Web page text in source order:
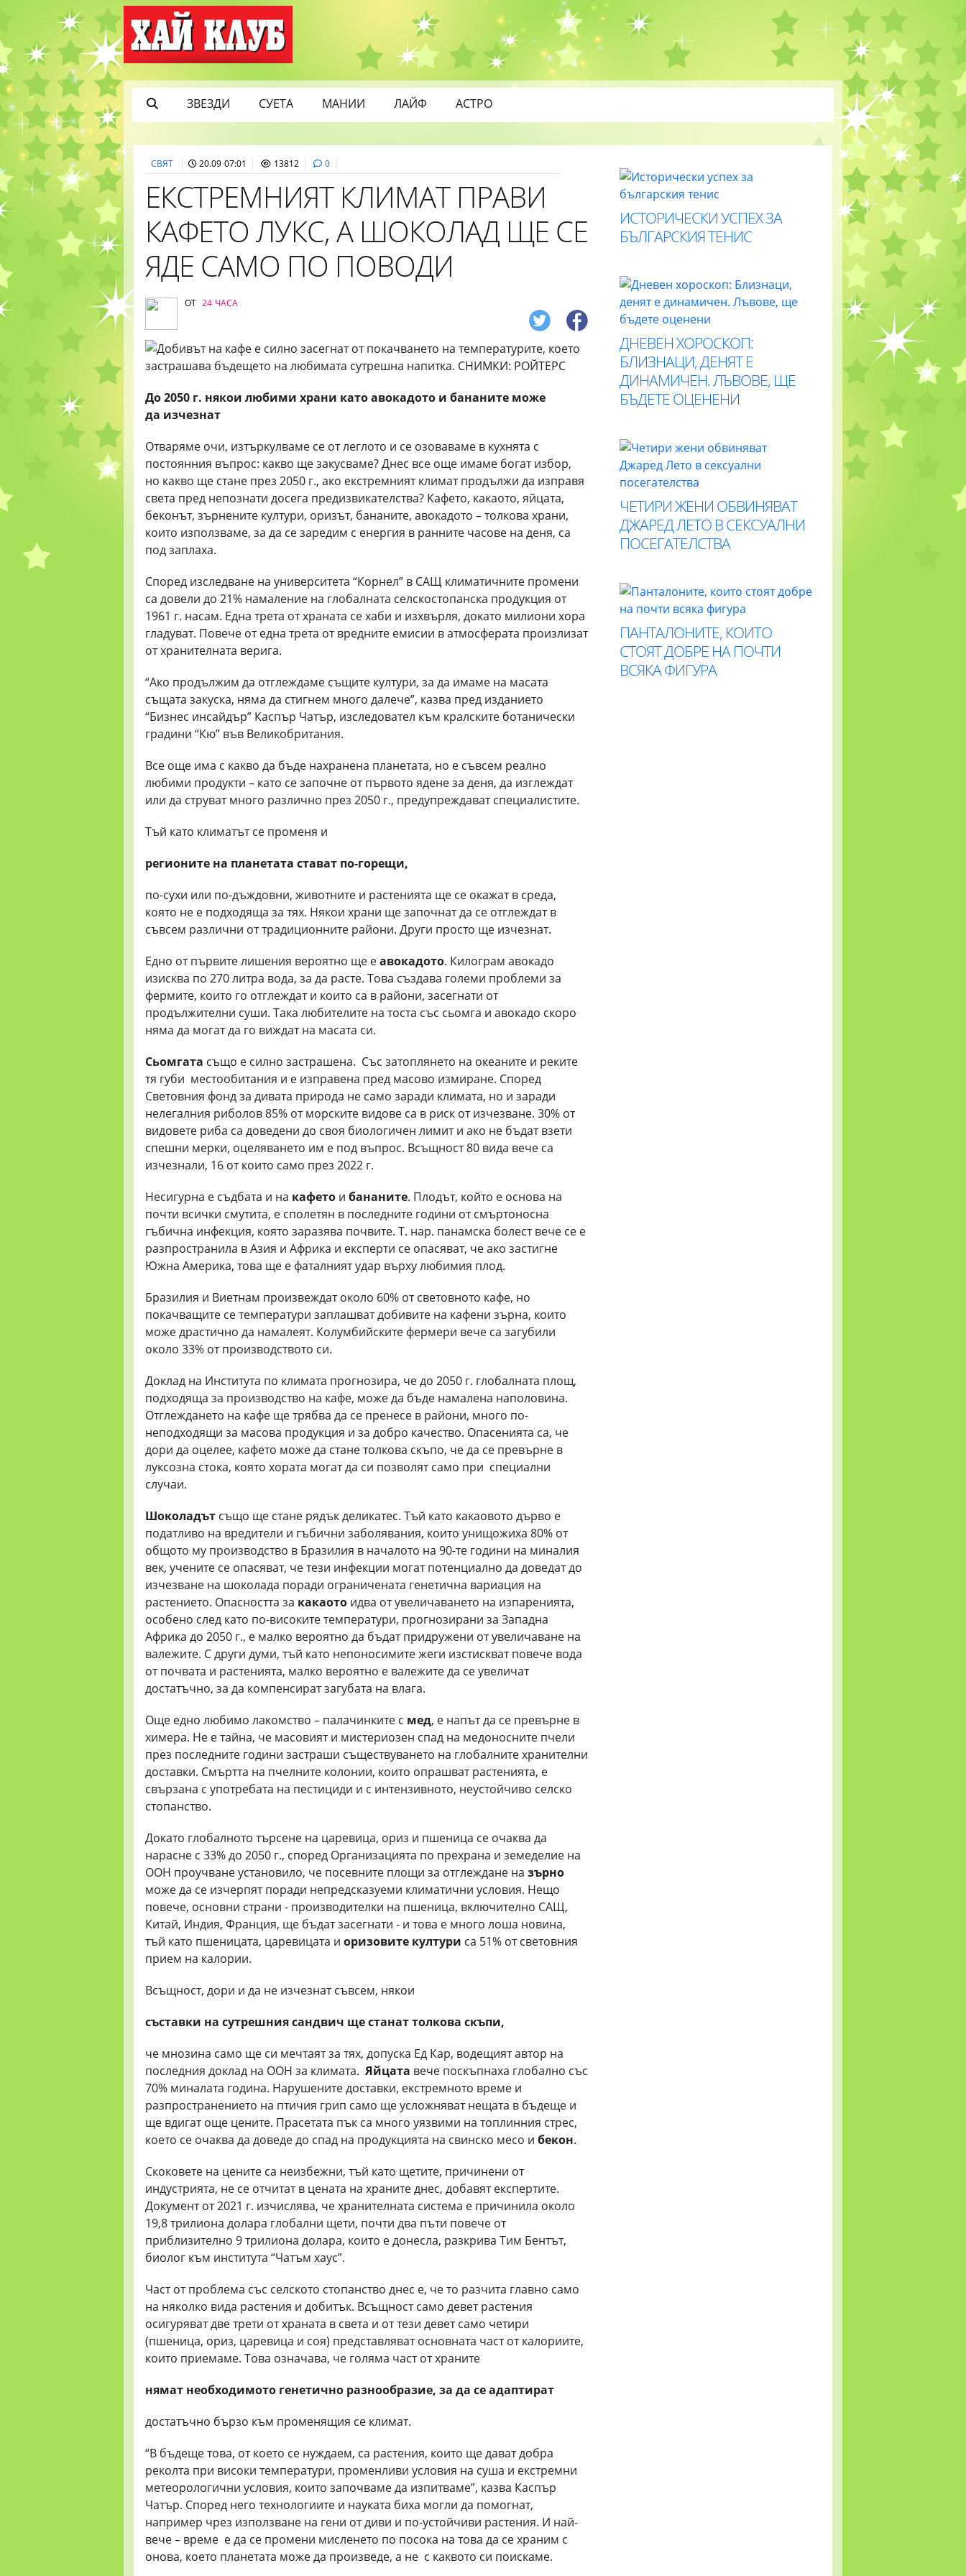
ЗВЕЗДИ СУЕТА МАНИИ ЛАЙФ АСТРО
СВЯТ 20.09 07:01 13812 0
ЕКСТРЕМНИЯТ КЛИМАТ ПРАВИ
КАФЕТО ЛУКС, А ШОКОЛАД ЩЕ СЕ
ЯДЕ САМО ПО ПОВОДИ
ОТ 24 ЧАСА
До2050 г. някои любими храни катоавокадото и бананите може
да изчезнат
Отваряме очи, изтъркулваме се от леглото и се озоваваме в кухнята с
постоянния въпрос: какво ще закусваме? Днес все още имаме богат избор,
но какво ще стане прeз 2050 г., ако екстремният климат продължи да изправя
света пред непознати досега предизвикателства? Кафето, какаото, яйцата,
беконът, зърнените култури, оризът, бананите, авокадото – толкова храни,
които използваме, за да се заредим с енергия в ранните часове на деня, са
под заплаха.
Според изследване на университета “Корнел” в САЩ климатичните промени
са довели до 21% намаление на глобалната селскостопанска продукция от
1961 г. насам. Една трета от храната се хаби и изхвърля, докато милиони хора
гладуват. Повече от една трета от вредните емисии в атмосферата произлизат
от хранителната верига.
“Ако продължим да отглеждаме същите култури, за да имаме на масата
същата закуска, няма да стигнем много далече”, казва пред изданието
“Бизнес инсайдър” Каспър Чатър, изследовател към кралските ботанически
градини “Кю” във Великобритания.
Все още има с какво да бъде нахранена планетата, но е съвсем реално
любими продукти – като се започне от първото ядене за деня, да изглеждат
или да струват много различно през 2050 г., предупреждават специалистите.
Тъй като климатът се променя и
регионите на планетата стават по-горещи,
по-сухи или по-дъждовни, животните и растенията ще се окажат в среда,
която не е подходяща за тях. Някои храни ще започнат да се отглеждат в
съвсем различни от традиционните райони. Други просто ще изчезнат.
Едно от първите лишения вероятно ще еавокадото. Килограм авокадо
изисква по 270 литра вода, за да расте. Това създава големи проблеми за
фермите, които го отглеждат и които са в райони, засегнати от
продължителни суши. Така любителите на тоста със сьомга и авокадо скоро
няма да могат да го виждат на масата си.
Сьомгата също е силно застрашена. Със затоплянето на океаните и реките
тя губи местообитания и е изправена пред масово измиране. Според
Световния фонд за дивата природа не само заради климата, но и заради
нелегалния риболов 85% от морските видове са в риск от изчезване. 30% от
видовете риба са доведени до своя биологичен лимит и ако не бъдат взети
спешни мерки, оцеляването им е под въпрос. Всъщност 80 вида вече са
изчезнали, 16 от които само през 2022 г.
Несигурна е съдбата и на кафето и бананите. Плодът, който е основа на
почти всички смутита, е сполетян в последните години от смъртоносна
гъбична инфекция, която заразява почвите. Т. нар. панамска болест вече се е
разпространила в Азия и Африка и експерти се опасяват, че ако застигне
Южна Америка, това ще е фаталният удар върху любимия плод.
Бразилия и Виетнам произвеждат около 60% от световното кафе, но
покачващите се температури заплашват добивите на кафени зърна, които
може драстично да намалеят. Колумбийските фермери вече са загубили
около 33% от производството си.
Доклад на Института по климата прогнозира, че до 2050 г. глобалната площ,
подходяща за производство на кафе, може да бъде намалена наполовина.
Отглеждането на кафе ще трябва да се пренесе в райони, много по-
неподходящи за масова продукция и за добро качество. Опасенията са, че
дори да оцелее, кафето може да стане толкова скъпо, че да се превърне в
луксозна стока, която хората могат да си позволят само при специални
случаи.
Шоколадът също ще стане рядък деликатес. Тъй като какаовото дърво е
податливо на вредители и гъбични заболявания, които унищожиха 80% от
общото му производство в Бразилия в началото на 90-те години на миналия
век, учените се опасяват, че тези инфекции могат потенциално да доведат до
изчезване на шоколада поради ограничената генетична вариация на
растението. Опасността за какаото идва от увеличаването на изпаренията,
особено след като по-високите температури, прогнозирани за Западна
Африка до 2050 г., е малко вероятно да бъдат придружени от увеличаване на
валежите. С други думи, тъй като непоносимите жеги изстискват повече вода
от почвата и растенията, малко вероятно е валежите да се увеличат
достатъчно, за да компенсират загубата на влага.
Още едно любимо лакомство – палачинките с мед, е напът да се превърне в
химера. Не е тайна, че масовият и мистериозен спад на медоносните пчели
през последните години застраши съществуването на глобалните хранителни
доставки. Смъртта на пчелните колонии, които опрашват растенията, е
свързана с употребата на пестициди и с интензивното, неустойчиво селско
стопанство.
Докато глобалното търсене на царевица, ориз и пшеница се очаква да
нарасне с 33% до 2050 г., според Организацията по прехрана и земеделие на
ООН проучване установило, че посевните площи за отглеждане на зърно
може да се изчерпят поради непредсказуеми климатични условия. Нещо
повече, основни страни - производителки на пшеница, включително САЩ,
Китай, Индия, Франция, ще бъдат засегнати - и това е много лоша новина,
тъй като пшеницата, царевицата и оризовите култури са 51% от световния
прием на калории.
Всъщност, дори и да не изчезнат съвсем, някои
съставки на сутрешниясандвич ще станаттолкова скъпи,
че мнозина само ще си мечтаят за тях, допуска Ед Кар, водещият автор на
последния доклад на ООН за климата. Яйцата вече поскъпнаха глобално със
70% миналата година. Нарушените доставки, екстремното време и
разпространението на птичия грип само ще усложняват нещата в бъдеще и
ще вдигат още цените. Прасетата пък са много уязвими на топлинния стрес,
което се очаква да доведе до спад на продукцията на свинско месо и бекон.
Скоковете на цените са неизбежни, тъй като щетите, причинени от
индустрията, не се отчитат в цената на храните днес, добавят експертите.
Документ от 2021 г. изчислява, че хранителната система е причинила около
19,8 трилиона долара глобални щети, почти два пъти повече от
приблизително 9 трилиона долара, които е донесла, разкрива Тим Бентът,
биолог към института “Чатъм хаус”.
Част от проблема със селското стопанство днес е, че то разчита главно само
на няколко вида растения и добитък. Всъщност само девет растения
осигуряват две трети от храната в света и от тези девет само четири
(пшеница, ориз, царевица и соя) представляват основната част от калориите,
които приемаме. Това означава, че голяма част от храните
нямат необходимото генетично разнообразие, за да се адаптират
достатъчно бързо към променящия се климат.
“В бъдеще това, от което се нуждаем, са растения, които ще дават добра
реколта при високи температури, променливи условия на суша и екстремни
метеорологични условия, които започваме да изпитваме”, казва Каспър
Чатър. Според него технологиите и науката биха могли да помогнат,
например чрез използване на гени от диви и по-устойчиви растения. И най-
вече – време е да се промени мисленето по посока на това да се храним с
онова, което планетата може да произведе, а не с каквото си поискаме.
ИСТОРИЧЕСКИ УСПЕХ ЗА
БЪЛГАРСКИЯ ТЕНИС
ДНЕВЕН ХОРОСКОП:
БЛИЗНАЦИ, ДЕНЯТ Е
ДИНАМИЧЕН. ЛЪВОВЕ, ЩЕ
БЪДЕТЕ ОЦЕНЕНИ
ЧЕТИРИ ЖЕНИ ОБВИНЯВАТ
ДЖАРЕД ЛЕТО В СЕКСУАЛНИ
ПОСЕГАТЕЛСТВА
ПАНТАЛОНИТЕ, КОИТО
СТОЯТ ДОБРЕ НА ПОЧТИ
ВСЯКА ФИГУРА